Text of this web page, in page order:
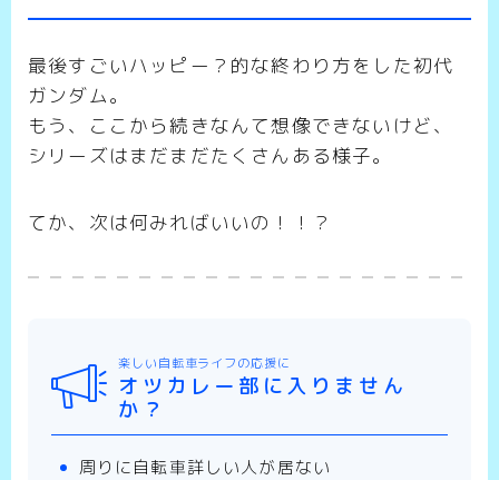
最後すごいハッピー？的な終わり方をした初代
ガンダム。
もう、ここから続きなんて想像できないけど、
シリーズはまだまだたくさんある様子。
てか、次は何みればいいの！！？
楽しい自転車ライフの応援に
オツカレー部に入りません
か？
周りに自転車詳しい人が居ない